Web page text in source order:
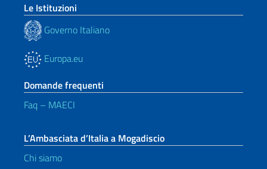
Le Istituzioni
Governo Italiano
Europa.eu
Domande frequenti
Faq – MAECI
L’Ambasciata d’Italia a Mogadiscio
Chi siamo